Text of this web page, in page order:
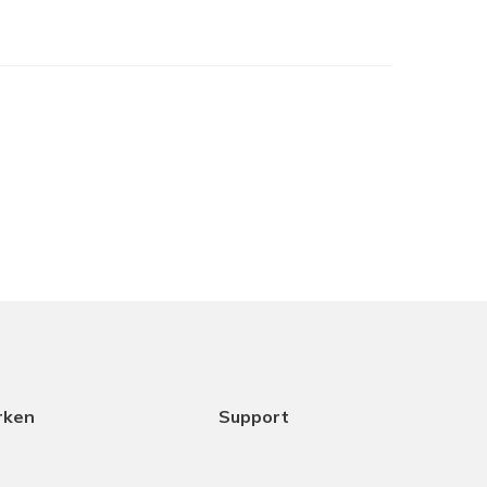
18-12-2025 Support